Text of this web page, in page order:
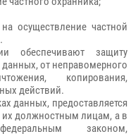
осуществление частной
обеспечивают защиту
от неправомерного
копирования,
действий.
данных, предоставляется
должностным лицам, а в
законом,